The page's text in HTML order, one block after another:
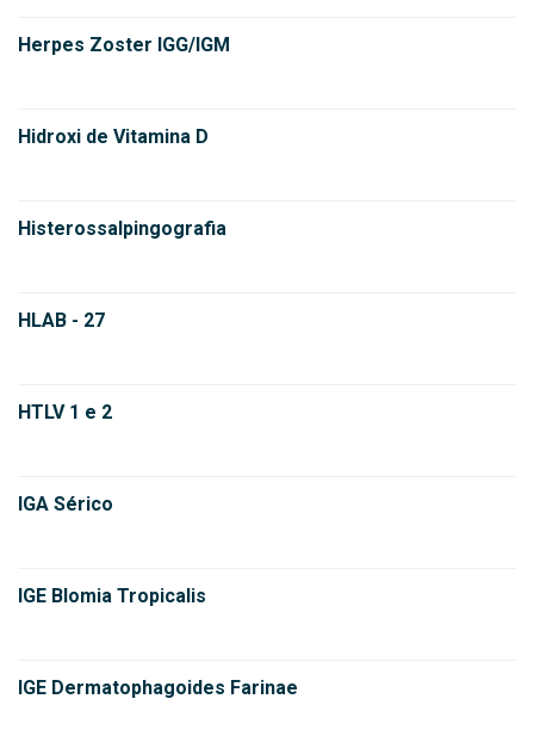
Herpes Zoster IGG/IGM
Hidroxi de Vitamina D
Histerossalpingografia
HLAB - 27
HTLV 1 e 2
IGA Sérico
IGE Blomia Tropicalis
IGE Dermatophagoides Farinae